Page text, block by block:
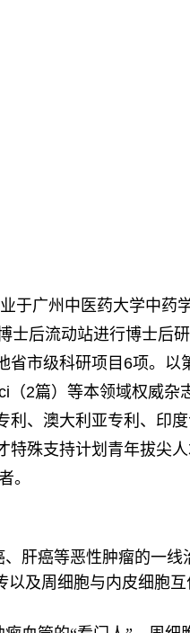
于广州中医药大学中药
士后流动站进行博士后研
省市级科研项目 6项。以
（2篇）等本领域权威杂
利、澳大利亚专利、印
特殊支持计划青年拔尖
。
肝癌等恶性肿瘤的一线
及周细胞与内皮细胞